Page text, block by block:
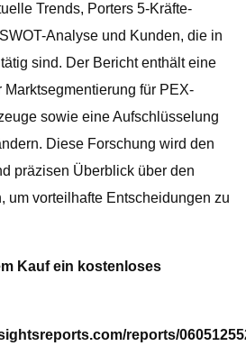
Trends, Porters 5-Kräfte-
Analyse und Kunden, die in
sind. Der Bericht enthält eine
für PEX-
sowie eine Aufschlüsselung
Diese Forschung wird den
präzisen Überblick über den
um vorteilhafte Entscheidungen zu
Kauf ein kostenloses
reports/